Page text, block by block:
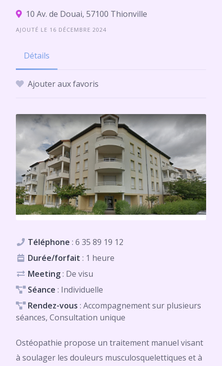
10 Av. de Douai, 57100 Thionville
AJOUTÉ LE 16 DÉCEMBRE 2024
Détails
Ajouter aux favoris
Téléphone : 6 35 89 19 12
Durée/forfait : 1 heure
Meeting: De visu
Séance : Individuelle
Rendez-vous : Accompagnement sur plusieurs
séances, Consultation unique
Ostéopathie propose un traitement manuel visant
à soulager les douleurs musculosquelettiques et à